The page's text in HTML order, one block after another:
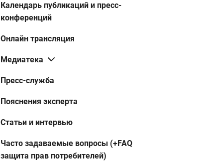
Календарь публикаций и пресс-
конференций
Онлайн трансляция
Медиатека
Пресс-служба
Пояснения эксперта
Статьи и интервью
Часто задаваемые вопросы (+FAQ
защита прав потребителей)